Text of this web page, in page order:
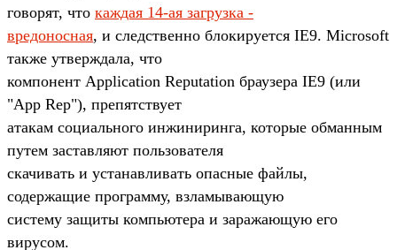
говорят, что каждая 14-ая загрузка -
вредоносная, и следственно блокируется IE9. Microsoft
также утверждала, что
компонент Application Reputation браузера IE9 (или
"App Rep"), препятствует
атакам социального инжиниринга, которые обманным
путем заставляют пользователя
скачивать и устанавливать опасные файлы,
содержащие программу, взламывающую
систему защиты компьютера и заражающую его
вирусом.